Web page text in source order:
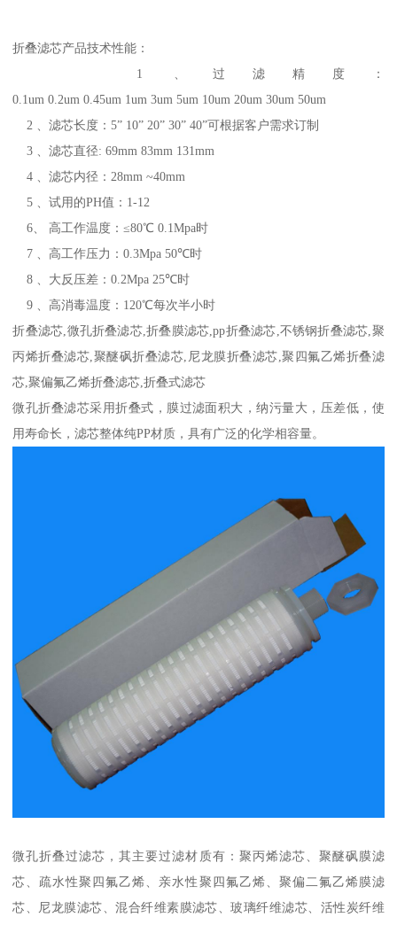
折叠滤芯产品技术性能：
1 、过滤精度：
0.1um 0.2um 0.45um 1um 3um 5um 10um 20um 30um 50um
2 、滤芯长度：5” 10” 20” 30” 40”可根据客户需求订制
3 、滤芯直径: 69mm 83mm 131mm
4 、滤芯内径：28mm ~40mm
5 、试用的PH值：1-12
6、 高工作温度：≤80℃ 0.1Mpa时
7 、高工作压力：0.3Mpa 50℃时
8 、大反压差：0.2Mpa 25℃时
9 、高消毒温度：120℃每次半小时
折叠滤芯,微孔折叠滤芯,折叠膜滤芯,pp折叠滤芯,不锈钢折叠滤芯,聚
丙烯折叠滤芯,聚醚砜折叠滤芯,尼龙膜折叠滤芯,聚四氟乙烯折叠滤
芯,聚偏氟乙烯折叠滤芯,折叠式滤芯
微孔折叠滤芯采用折叠式，膜过滤面积大，纳污量大，压差低，使
用寿命长，滤芯整体纯PP材质，具有广泛的化学相容量。
微孔折叠过滤芯，其主要过滤材质有：聚丙烯滤芯、聚醚砜膜滤
芯、疏水性聚四氟乙烯、亲水性聚四氟乙烯、聚偏二氟乙烯膜滤
芯、尼龙膜滤芯、混合纤维素膜滤芯、玻璃纤维滤芯、活性炭纤维